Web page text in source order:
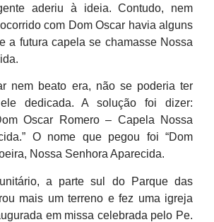
aderiu à ideia. Contudo, nem
com Dom Oscar havia alguns
a futura capela se chamasse Nossa
nem beato era, não se poderia ter
dedicada. A solução foi dizer:
Oscar Romero – Capela Nossa
O nome que pegou foi “Dom
Nossa Senhora Aparecida.
a parte sul do Parque das
mais um terreno e fez uma igreja
em missa celebrada pelo Pe.